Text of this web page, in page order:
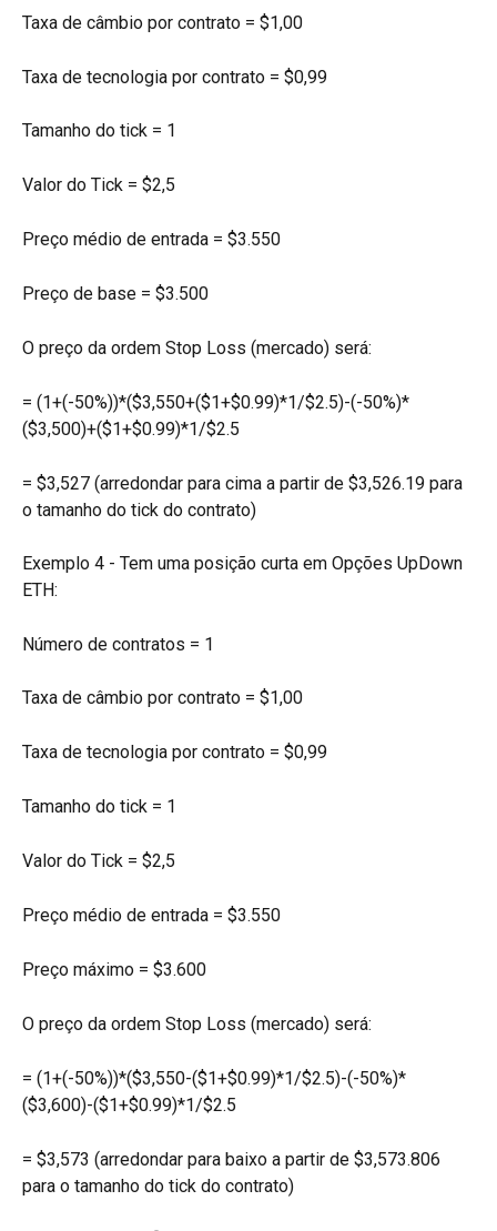
Taxa de câmbio por contrato = $1,00
Taxa de tecnologia por contrato = $0,99
Tamanho do tick = 1
Valor do Tick = $2,5
Preço médio de entrada = $3.550
Preço de base = $3.500
O preço da ordem Stop Loss (mercado) será:
= (1+(-50%))*($3,550+($1+$0.99)*1/$2.5)-(-50%)*
($3,500)+($1+$0.99)*1/$2.5
= $3,527 (arredondar para cima a partir de $3,526.19 para
o tamanho do tick do contrato)
Exemplo 4 - Tem uma posição curta em Opções UpDown
ETH:
Número de contratos = 1
Taxa de câmbio por contrato = $1,00
Taxa de tecnologia por contrato = $0,99
Tamanho do tick = 1
Valor do Tick = $2,5
Preço médio de entrada = $3.550
Preço máximo = $3.600
O preço da ordem Stop Loss (mercado) será:
= (1+(-50%))*($3,550-($1+$0.99)*1/$2.5)-(-50%)*
($3,600)-($1+$0.99)*1/$2.5
= $3,573 (arredondar para baixo a partir de $3,573.806
para o tamanho do tick do contrato)